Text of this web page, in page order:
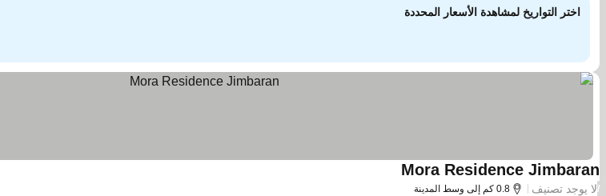
اختر التواريخ لمشاهدة الأسعار المحددة
Mora Residence Jimbaran
/لا يوجد تصنيف 0.8 كم إلى وسط المدينة